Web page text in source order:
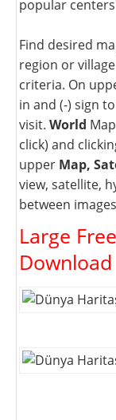
popular
Find desired
region or
criteria. On
in and (-) sign
visit. World
click) and
upper Map,
view, satellite,
between
Large
Download